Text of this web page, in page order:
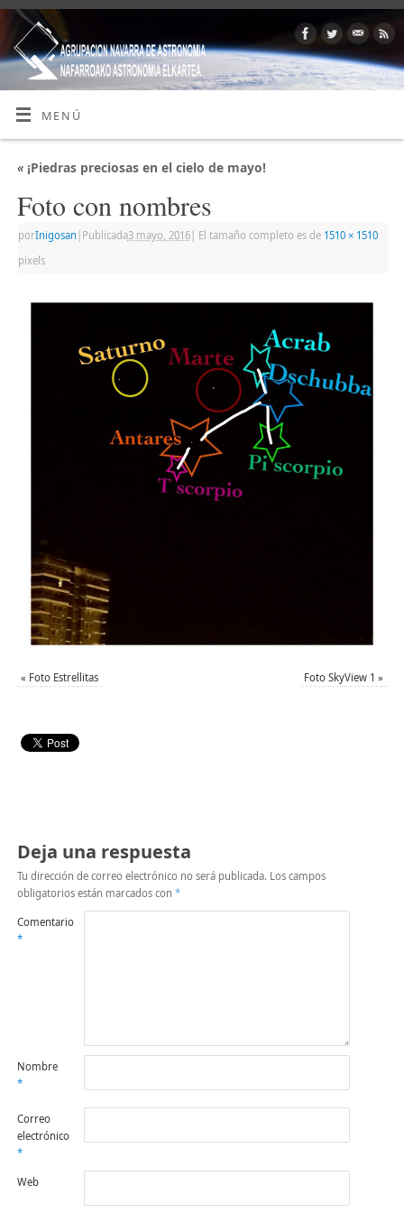
MENÚ
«¡Piedras preciosas en el cielo de mayo!
Foto con nombres
porInigosan Publicada3 mayo, 2016| El tamaño completo es de 1510 × 1510
pixels
« Foto Estrellitas Foto SkyView 1 »
Deja una respuesta
Tu dirección de correo electrónico no será publicada. Los campos
obligatorios están marcados con *
Comentario
*
Nombre
*
Correo
electrónico
*
Web